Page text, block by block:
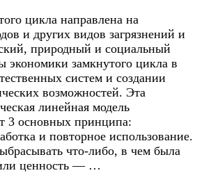
цикла направлена на
и других видов загрязнений и
природный и социальный
экономики замкнутого цикла в
систем и создании
возможностей. Эта
линейная модель
3 основных принципа:
и повторное использование.
что-либо, в чем была
ценность — …